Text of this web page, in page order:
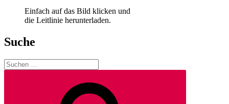
Einfach auf das Bild klicken und
die Leitlinie herunterladen.
Suche
Suchen
nach: